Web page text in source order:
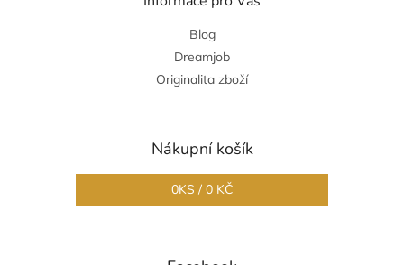
Blog
Dreamjob
Originalita zboží
Nákupní košík
0KS / 0 KČ